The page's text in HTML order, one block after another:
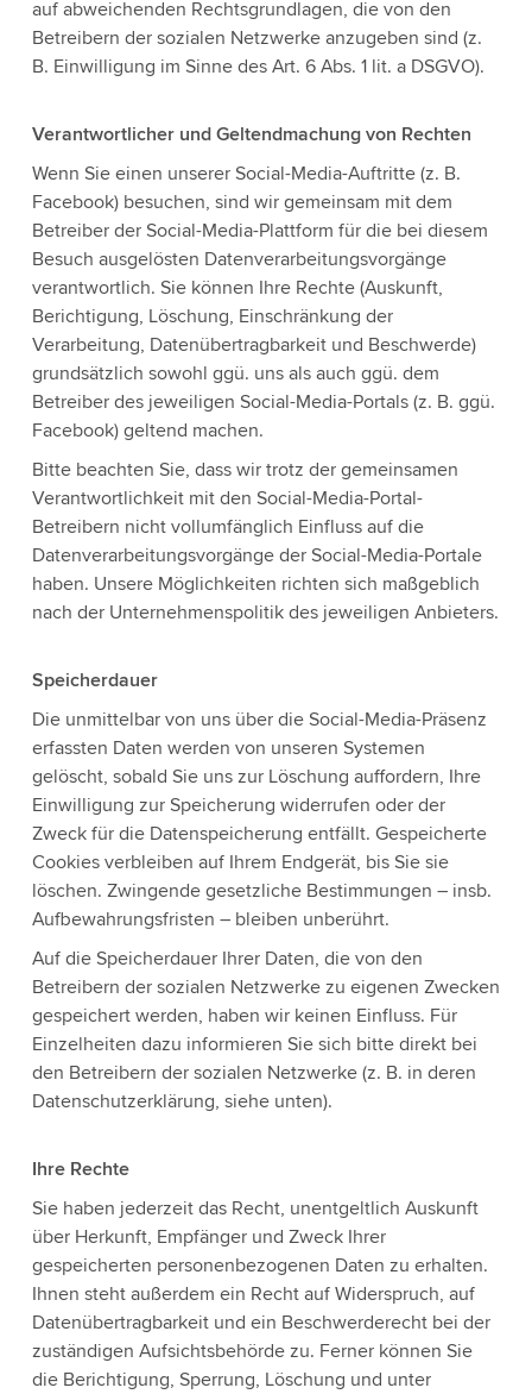
auf abweichenden Rechtsgrundlagen, die von den
Betreibern der sozialen Netzwerke anzugeben sind (z.
B. Einwilligung im Sinne des Art. 6 Abs. 1 lit. a DSGVO).
Verantwortlicher und Geltendmachung von Rechten
Wenn Sie einen unserer Social-Media-Auftritte (z. B.
Facebook) besuchen, sind wir gemeinsam mit dem
Betreiber der Social-Media-Plattform für die bei diesem
Besuch ausgelösten Datenverarbeitungsvorgänge
verantwortlich. Sie können Ihre Rechte (Auskunft,
Berichtigung, Löschung, Einschränkung der
Verarbeitung, Datenübertragbarkeit und Beschwerde)
grundsätzlich sowohl ggü. uns als auch ggü. dem
Betreiber des jeweiligen Social-Media-Portals (z. B. ggü.
Facebook) geltend machen.
Bitte beachten Sie, dass wir trotz der gemeinsamen
Verantwortlichkeit mit den Social-Media-Portal-
Betreibern nicht vollumfänglich Einfluss auf die
Datenverarbeitungsvorgänge der Social-Media-Portale
haben. Unsere Möglichkeiten richten sich maßgeblich
nach der Unternehmenspolitik des jeweiligen Anbieters.
Speicherdauer
Die unmittelbar von uns über die Social-Media-Präsenz
erfassten Daten werden von unseren Systemen
gelöscht, sobald Sie uns zur Löschung auffordern, Ihre
Einwilligung zur Speicherung widerrufen oder der
Zweck für die Datenspeicherung entfällt. Gespeicherte
Cookies verbleiben auf Ihrem Endgerät, bis Sie sie
löschen. Zwingende gesetzliche Bestimmungen – insb.
Aufbewahrungsfristen – bleiben unberührt.
Auf die Speicherdauer Ihrer Daten, die von den
Betreibern der sozialen Netzwerke zu eigenen Zwecken
gespeichert werden, haben wir keinen Einfluss. Für
Einzelheiten dazu informieren Sie sich bitte direkt bei
den Betreibern der sozialen Netzwerke (z. B. in deren
Datenschutzerklärung, siehe unten).
Ihre Rechte
Sie haben jederzeit das Recht, unentgeltlich Auskunft
über Herkunft, Empfänger und Zweck Ihrer
gespeicherten personenbezogenen Daten zu erhalten.
Ihnen steht außerdem ein Recht auf Widerspruch, auf
Datenübertragbarkeit und ein Beschwerderecht bei der
zuständigen Aufsichtsbehörde zu. Ferner können Sie
die Berichtigung, Sperrung, Löschung und unter